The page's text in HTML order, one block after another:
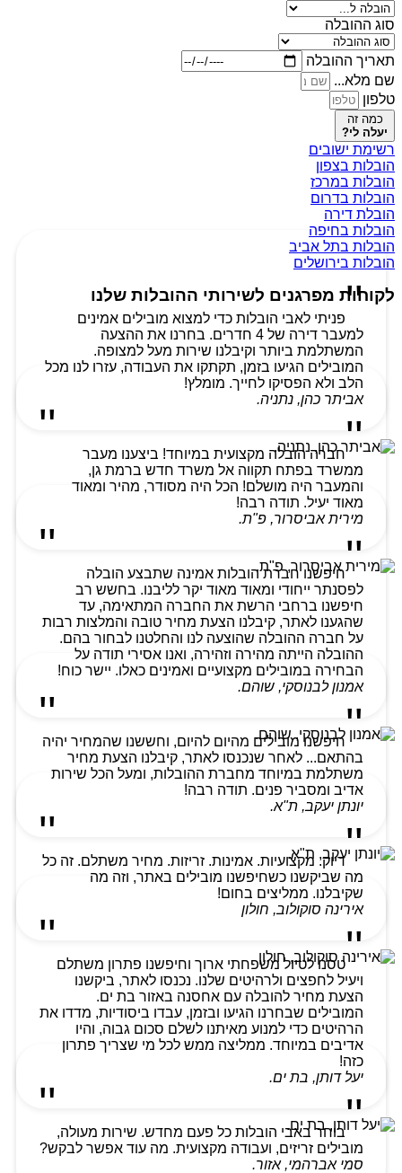
סוג ההובלה
תאריך ההובלה
שם מלא...
טלפון
כמה זה
יעלה לי?
רשימת ישובים
הובלות בצפון
הובלות במרכז
הובלות בדרום
הובלת דירה
הובלות בחיפה
הובלות בתל אביב
הובלות בירושלים
לקוחות מפרגנים לשירותי ההובלות שלנו
פניתי לאבי הובלות כדי למצוא מובילים אמינים
למעבר דירה של 4 חדרים. בחרנו את ההצעה
המשתלמת ביותר וקיבלנו שירות מעל למצופה.
המובילים הגיעו בזמן, תקתקו את העבודה, עזרו לנו מכל
הלב ולא הפסיקו לחייך. מומלץ!
אביתר כהן, נתניה.
חברה הובלה מקצועית במיוחד! ביצענו מעבר
ממשרד בפתח תקווה אל משרד חדש ברמת גן,
והמעבר היה מושלם! הכל היה מסודר, מהיר ומאוד
מאוד יעיל. תודה רבה!
מירית אביסרור, פ"ת.
חיפשנו חברת הובלות אמינה שתבצע הובלה
לפסנתר ייחודי ומאוד מאוד יקר לליבנו. בחשש רב
חיפשנו ברחבי הרשת את החברה המתאימה, עד
שהגענו לאתר, קיבלנו הצעת מחיר טובה והמלצות רבות
על חברה ההובלה שהוצעה לנו והחלטנו לבחור בהם.
ההובלה הייתה מהירה וזהירה, ואנו אסירי תודה על
הבחירה במובילים מקצועיים ואמינים כאלו. יישר כוח!
אמנון לבנוסקי, שוהם.
חיפשנו מובילים מהיום להיום, וחששנו שהמחיר יהיה
בהתאם... לאחר שנכנסו לאתר, קיבלנו הצעת מחיר
משתלמת במיוחד מחברת ההובלות, ומעל הכל שירות
אדיב ומסביר פנים. תודה רבה!
יונתן יעקב, ת"א.
דיוק. מקצועיות. אמינות. זריזות. מחיר משתלם. זה כל
מה שביקשנו כשחיפשנו מובילים באתר, וזה מה
שקיבלנו. ממליצים בחום!
אירינה סוקולוב, חולון
טסנו לטיול משפחתי ארוך וחיפשנו פתרון משתלם
ויעיל לחפצים ולרהיטים שלנו. נכנסו לאתר, ביקשנו
הצעת מחיר להובלה עם אחסנה באזור בת ים.
המובילים שבחרנו הגיעו ובזמן, עבדו ביסודיות, מדדו את
הרהיטים כדי למנוע מאיתנו לשלם סכום גבוה, והיו
אדיבים במיוחד. ממליצה ממש לכל מי שצריך פתרון
כזה!
יעל דותן, בת ים.
בוחר באבי הובלות כל פעם מחדש. שירות מעולה,
מובילים זריזים, ועבודה מקצועית. מה עוד אפשר לבקש?
סמי אברהמי, אזור.